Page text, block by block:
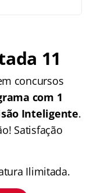
11
concursos
com 1
Inteligente.
Satisfação
Ilimitada.